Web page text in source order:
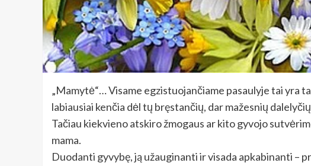
„Mamytė“… Visame egzistuojančiame pasaulyje tai yra
labiausiai kenčia dėl tų bręstančių, dar mažesnių
Tačiau kiekvieno atskiro žmogaus ar kito gyvojo
mama.
Duodanti gyvybę, ją užauginanti ir visada apkabinanti –